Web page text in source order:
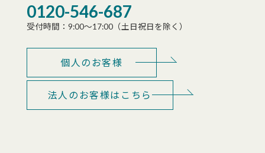
0120-546-687
受付時間：9:00～17:00（土日祝日を除く）
個人のお客様
法人のお客様はこちら